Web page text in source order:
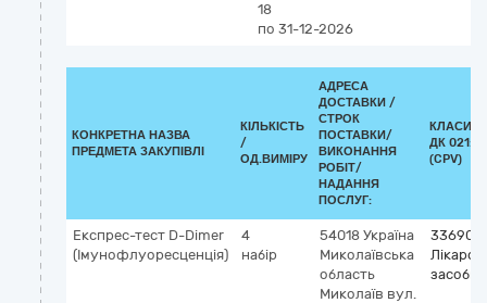
18
по 31-12-2026
КОНКРЕТНА НАЗВА
ПРЕДМЕТА ЗАКУПІВЛІ
КІЛЬКІСТЬ
/
ОД.ВИМІРУ
АДРЕСА
ДОСТАВКИ /
СТРОК
ПОСТАВКИ/
ВИКОНАННЯ
РОБІТ/
НАДАННЯ
ПОСЛУГ:
ДК
(CPV)
Експрес-тест D-Dimer
(Імунофлуоресценція)
4
набір
54018 Україна
Миколаївська
область
Миколаїв вул.
засоби